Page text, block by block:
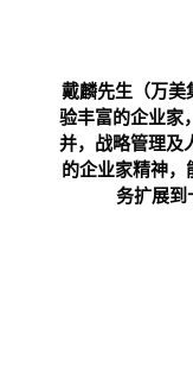
戴麟先生（万美
验丰富的企业家
并，战略管理及
的企业家精神
务扩展到